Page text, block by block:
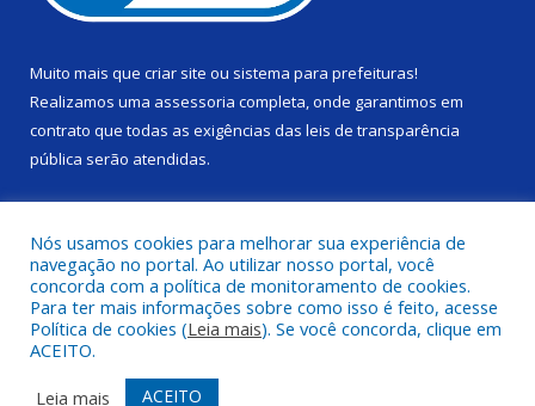
Muito mais que criar site ou sistema para prefeituras!
Realizamos uma assessoria completa, onde garantimos em
contrato que todas as exigências das leis de transparência
pública serão atendidas.
Todos os direitos reservados a Câmara Municipal de Alenquer.
Mapa do Site
Acessar Área Administrativa
Nós usamos cookies para melhorar sua experiência de
navegação no portal. Ao utilizar nosso portal, você
concorda com a política de monitoramento de cookies.
Para ter mais informações sobre como isso é feito, acesse
Política de cookies (Leia mais). Se você concorda, clique em
ACEITO.
Leia mais
ACEITO